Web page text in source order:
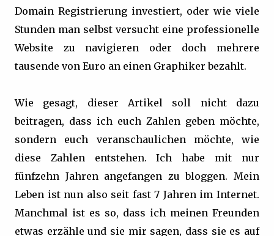
Domain Registrierung investiert, oder wie viele
Stunden man selbst versucht eine professionelle
Website zu navigieren oder doch mehrere
tausende von Euro an einen Graphiker bezahlt.
Wie gesagt, dieser Artikel soll nicht dazu
beitragen, dass ich euch Zahlen geben möchte,
sondern euch veranschaulichen möchte, wie
diese Zahlen entstehen. Ich habe mit nur
fünfzehn Jahren angefangen zu bloggen. Mein
Leben ist nun also seit fast 7 Jahren im Internet.
Manchmal ist es so, dass ich meinen Freunden
etwas erzähle und sie mir sagen, dass sie es auf